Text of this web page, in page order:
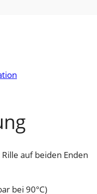
auf beiden Enden
bei 90°C)